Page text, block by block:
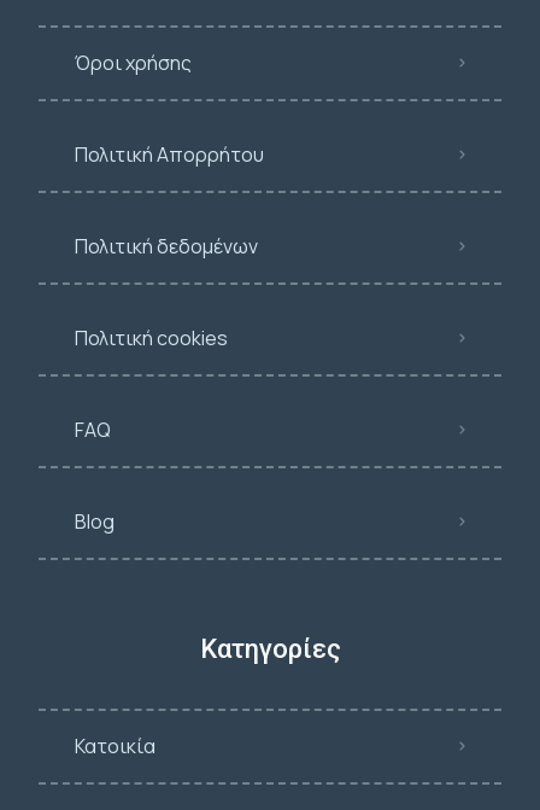
Όροι χρήσης
Πολιτική Απορρήτου
Πολιτική δεδομένων
Πολιτική cookies
FAQ
Blog
Κατηγορίες
Κατοικία